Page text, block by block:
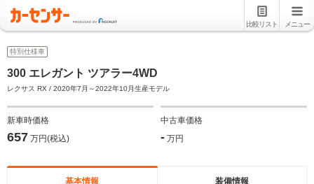
比較リスト メニュー
特別仕様車
300 エレガント ツアラー4WD
レクサス RX / 2020年7月～2022年10月生産モデル
新車時価格
657 万円(税込)
中古車価格
- 万円
基本情報 装備情報